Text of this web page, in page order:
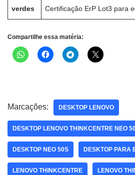
verdes
Certificação ErP Lot3 para
Compartilhe essa matéria:
Marcações: DESKTOP LENOVO
DESKTOP LENOVO THINKCENTRE NEO
DESKTOP NEO 50S DESKTOP PARA
LENOVO THINKCENTRE LENOVO